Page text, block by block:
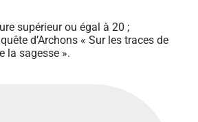
supérieur ou égal à 20 ;
d’Archons « Sur les traces de
la sagesse ».